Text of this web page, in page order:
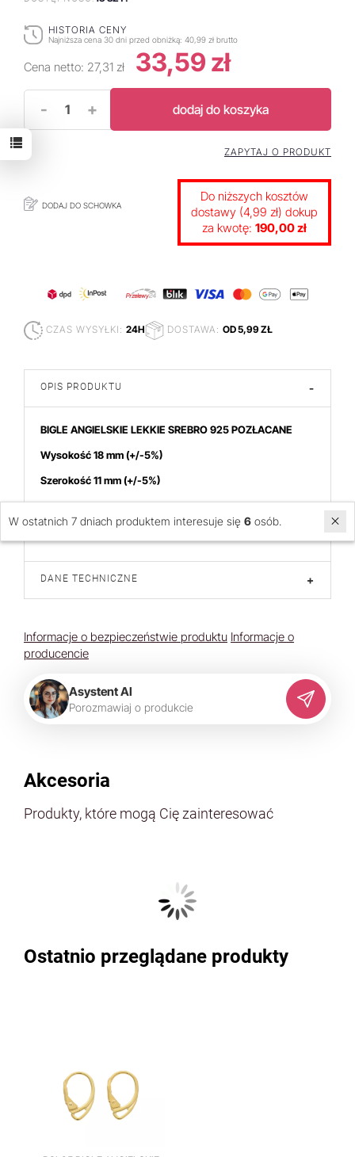
HISTORIA CENY
Najniższa cena 30 dni przed obniżką: 40,99 zł brutto
Cena netto: 27,31 zł 33,59 zł
- + dodaj do koszyka
DODAJ DO SCHOWKA
ZAPYTAJ O PRODUKT
Do niższych kosztów
dostawy (4,99 zł) dokup
za kwotę: 190,00 zł
CZAS WYSYŁKI: 24H DOSTAWA: OD 5,99 ZŁ
OPIS PRODUKTU -
BIGLE ANGIELSKIE LEKKIE SREBRO 925 POZŁACANE
Wysokość 18 mm (+/-5%)
Szerokość 11 mm (+/-5%)
Materiał: srebro 925 pozłacane
Cena dotyczy 1 pary
DANE TECHNICZNE +
Informacje o bezpieczeństwie produktu Informacje o
producencie
Asystent AI
Porozmawiaj o produkcie
Akcesoria
Produkty, które mogą Cię zainteresować
Ostatnio przeglądane produkty
W ostatnich 7 dniach produktem interesuje się 6 osób.